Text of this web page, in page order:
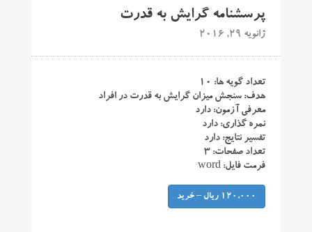
پرسشنامه گرایش به قدرت
ژانویه 29, 2016
تعداد گویه ها: ۱۰
هدف: سنجش میزان گرایش به قدرت در افراد
معرفی آزمون: دارد
نمره گذاری: دارد
تفسیر نتایج: دارد
تعداد صفحات: ۳
فرمت فایل: word
120,000 ریال – خرید